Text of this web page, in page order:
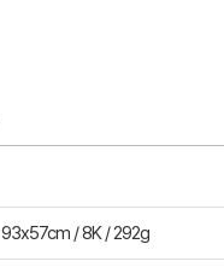
93x57cm / 8K / 292g